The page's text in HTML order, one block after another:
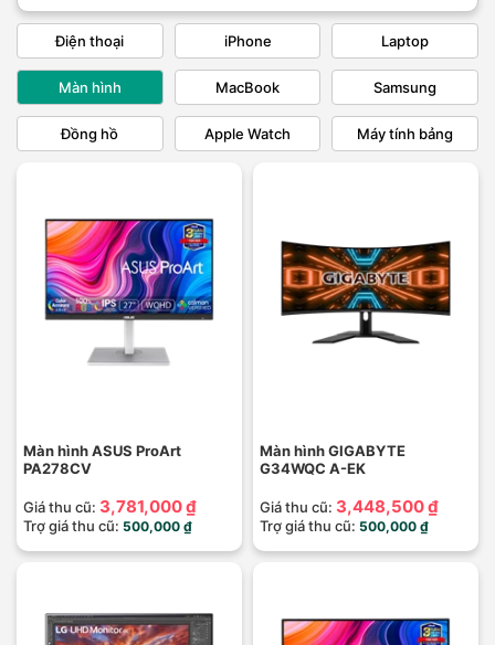
Điện thoại iPhone Laptop
Màn hình MacBook Samsung
Đồng hồ Apple Watch Máy tính bảng
Màn hình ASUS ProArt
PA278CV
Giá thu cũ: 3,781,000 ₫
Trợ giá thu cũ: 500,000 ₫
Màn hình GIGABYTE
G34WQC A-EK
Giá thu cũ: 3,448,500 ₫
Trợ giá thu cũ: 500,000 ₫